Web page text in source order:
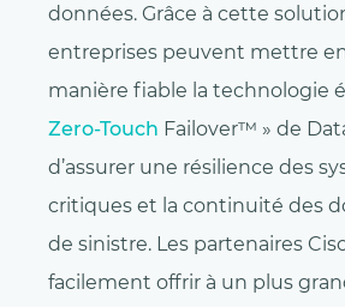
données. Grâce à cette
entreprises peuvent mettre
manière fiable la technologie
Zero-Touch Failover™ » de
d’assurer une résilience des
critiques et la continuité des
de sinistre. Les partenaires
facilement offrir à un plus